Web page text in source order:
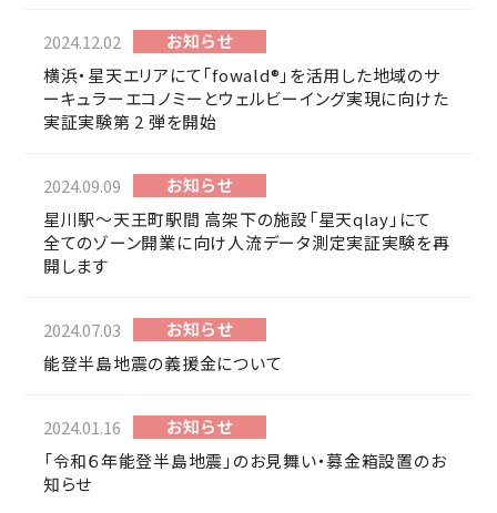
2024.12.02
お知らせ
横浜・星天エリアにて「fowald®」を活用した地域のサ
ーキュラーエコノミーとウェルビーイング実現に向けた
実証実験第 2 弾を開始
2024.09.09
お知らせ
星川駅～天王町駅間 高架下の施設「星天qlay」にて
全てのゾーン開業に向け人流データ測定実証実験を再
開します
2024.07.03
お知らせ
能登半島地震の義援金について
2024.01.16
お知らせ
「令和６年能登半島地震」のお見舞い・募金箱設置のお
知らせ